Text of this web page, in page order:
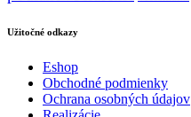
Užitočné odkazy
Eshop
Obchodné podmienky
Ochrana osobných údajov